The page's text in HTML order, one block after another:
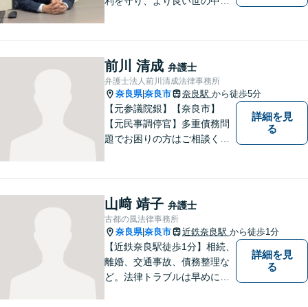
ています。法律トラブルでお
悩みごとがありましたら、お
気軽にご相談ください。
前川 清成 弁護士
弁護士法人前川清成法律事務所
奈良県|奈良市 奈良駅 から徒歩5分
【元参議院銀】【奈良市】
【元民事調停官】多重債務問
題でお困りの方はご相談くだ
たら、一度ご相談ください。
詳細を見
る
山﨑 靖子 弁護士
古都の風法律事務所
奈良県|奈良市 近鉄奈良駅 から徒歩1分
【近鉄奈良駅徒歩1分】相続、
離婚、交通事故、債務整理な
ど。法律トラブルは早めに弁
詳細を見
る